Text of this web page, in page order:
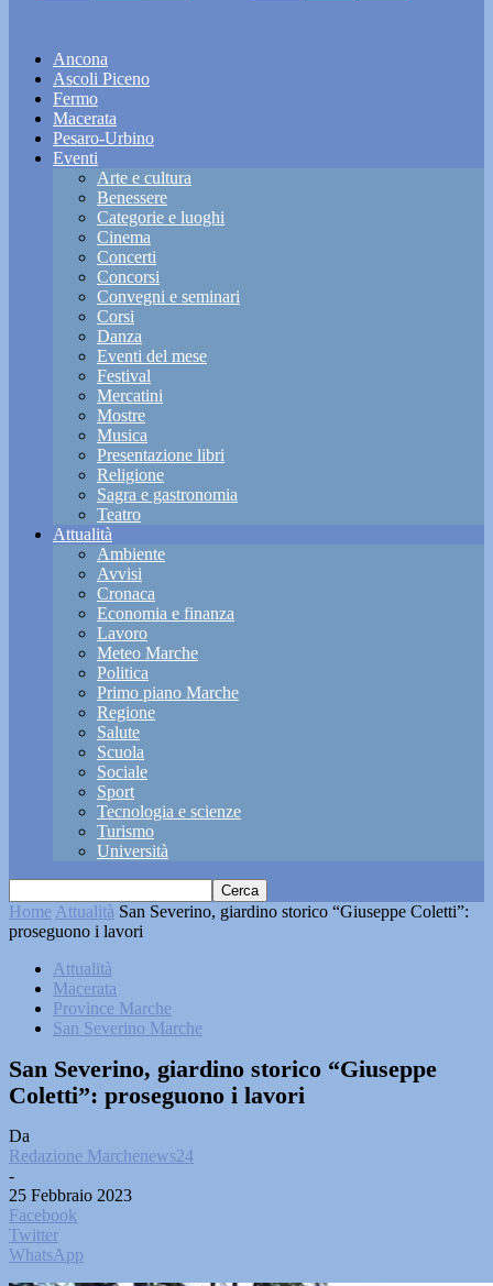
Ancona
Ascoli Piceno
Fermo
Macerata
Pesaro-Urbino
Eventi
Arte e cultura
Benessere
Categorie e luoghi
Cinema
Concerti
Concorsi
Convegni e seminari
Corsi
Danza
Eventi del mese
Festival
Mercatini
Mostre
Musica
Presentazione libri
Religione
Sagra e gastronomia
Teatro
Attualità
Ambiente
Avvisi
Cronaca
Economia e finanza
Lavoro
Meteo Marche
Politica
Primo piano Marche
Regione
Salute
Scuola
Sociale
Sport
Tecnologia e scienze
Turismo
Università
Home Attualità San Severino, giardino storico “Giuseppe Coletti”:
proseguono i lavori
Attualità
Macerata
Province Marche
San Severino Marche
San Severino, giardino storico “Giuseppe
Coletti”: proseguono i lavori
Da
Redazione Marchenews24
-
25 Febbraio 2023
Facebook
Twitter
WhatsApp